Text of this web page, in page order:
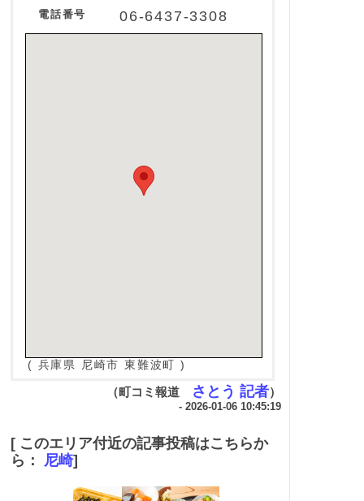
電話番号 06-6437-3308
( 兵庫県 尼崎市 東難波町 )
（町コミ報道 さとう 記者）
- 2026-01-06 10:45:19
[ このエリア付近の記事投稿はこちらか
ら： 尼崎]